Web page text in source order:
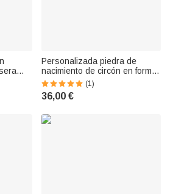
las
Personalizada piedra de
nacimiento de circón en forma
de corazón foto pulsera
brazalete con nombres Dainty
Joyería Cumpleaños Día de
regalo para la pareja
(1)
36,00 €